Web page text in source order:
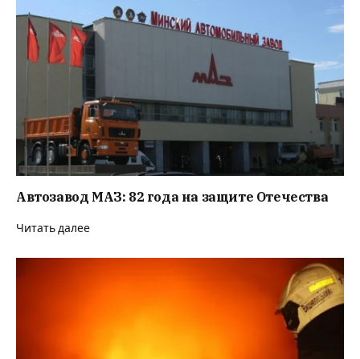
Автозавод МАЗ: 82 года на защите Отечества
Читать далее